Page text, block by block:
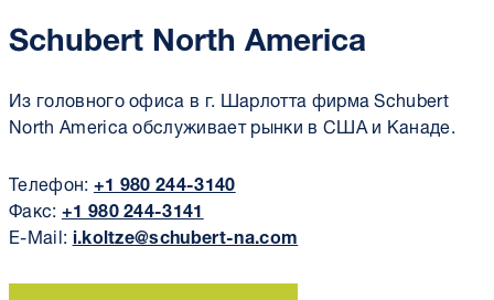
Schubert North America
Из головного офиса в г. Шарлотта фирма Schubert
North America обслуживает рынки в США и Канаде.
Телефон:+1 980 244-3140
Факс:+1 980 244-3141
E-Mail: i.koltze@schubert-na.com